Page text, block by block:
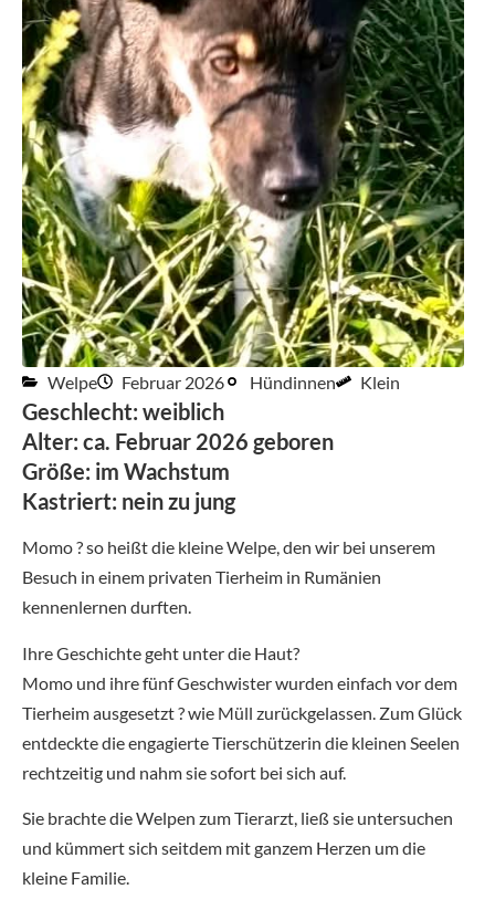
Welpe Februar 2026 Hündinnen Klein
Geschlecht: weiblich
Alter: ca. Februar 2026 geboren
Größe: im Wachstum
Kastriert: nein zu jung
Momo ? so heißt die kleine Welpe, den wir bei unserem
Besuch in einem privaten Tierheim in Rumänien
kennenlernen durften.
Ihre Geschichte geht unter die Haut?
Momo und ihre fünf Geschwister wurden einfach vor dem
Tierheim ausgesetzt ? wie Müll zurückgelassen. Zum Glück
entdeckte die engagierte Tierschützerin die kleinen Seelen
rechtzeitig und nahm sie sofort bei sich auf.
Sie brachte die Welpen zum Tierarzt, ließ sie untersuchen
und kümmert sich seitdem mit ganzem Herzen um die
kleine Familie.